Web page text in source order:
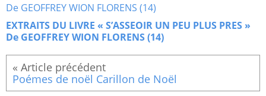
EXTRAITS DU LIVRE « S’ASSEOIR UN PEU PLUS PRES »
De GEOFFREY WION FLORENS (14)
Poémes de noël Carillon de Noël